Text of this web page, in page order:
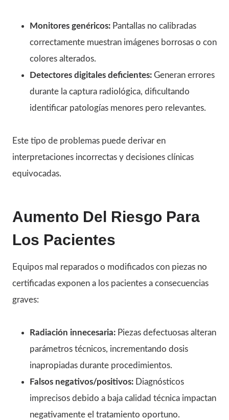
Monitores genéricos: Pantallas no calibradas
correctamente muestran imágenes borrosas o con
colores alterados.
Detectores digitales deficientes: Generan errores
durante la captura radiológica, dificultando
identificar patologías menores pero relevantes.
Este tipo de problemas puede derivar en
interpretaciones incorrectas y decisiones clínicas
equivocadas.
Aumento Del Riesgo Para
Los Pacientes
Equipos mal reparados o modificados con piezas no
certificadas exponen a los pacientes a consecuencias
graves:
Radiación innecesaria: Piezas defectuosas alteran
parámetros técnicos, incrementando dosis
inapropiadas durante procedimientos.
Falsos negativos/positivos: Diagnósticos
imprecisos debido a baja calidad técnica impactan
negativamente el tratamiento oportuno.